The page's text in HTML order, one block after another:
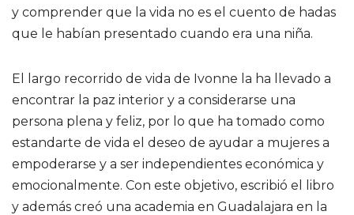
y comprender que la vida no es el cuento de hadas
que le habían presentado cuando era una niña.
El largo recorrido de vida de Ivonne la ha llevado a
encontrar la paz interior y a considerarse una
persona plena y feliz, por lo que ha tomado como
estandarte de vida el deseo de ayudar a mujeres a
empoderarse y a ser independientes económica y
emocionalmente. Con este objetivo, escribió el libro
y además creó una academia en Guadalajara en la